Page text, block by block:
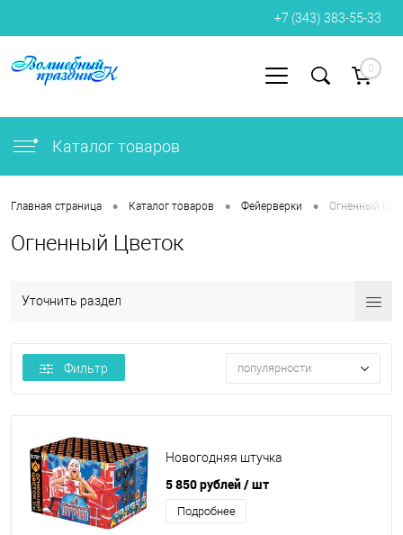
+7 (343) 383-55-33
0
Каталог товаров
Главная страница • Каталог товаров • Фейерверки • Огненный
Огненный Цветок
Уточнить раздел
Фильтр популярности
Новогодняя штучка
5 850 рублей/ шт
Подробнее